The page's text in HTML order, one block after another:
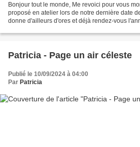
Bonjour tout le monde, Me revoici pour vous
proposé en atelier lors de notre dernière date
donne d'ailleurs d'ores et déjà rendez-vous
Patricia - Page un air céleste
Publié le 10/09/2024 à 04:00
Par Patricia